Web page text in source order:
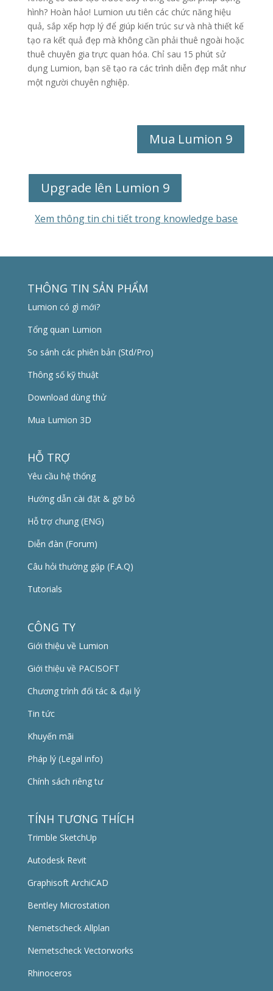
hình? Hoàn hảo! Lumion ưu tiên các chức năng hiệu
quả, sắp xếp hợp lý để giúp kiến ​​trúc sư và nhà thiết kế
tạo ra kết quả đẹp mà không cần phải thuê ngoài hoặc
thuê chuyên gia trực quan hóa. Chỉ sau 15 phút sử
dụng Lumion, bạn sẽ tạo ra các trình diễn đẹp mắt như
một người chuyên nghiệp.
Mua Lumion 9
Upgrade lên Lumion 9
Xem thông tin chi tiết trong knowledge base
THÔNG TIN SẢN PHẨM
Lumion có gì mới?
Tổng quan Lumion
So sánh các phiên bản (Std/Pro)
Thông số kỹ thuật
Download dùng thử
Mua Lumion 3D
HỖ TRỢ
Yêu cầu hệ thống
Hướng dẫn cài đặt & gỡ bỏ
Hỗ trợ chung (ENG)
Diễn đàn (Forum)
Câu hỏi thường gặp (F.A.Q)
Tutorials
CÔNG TY
Giới thiệu về Lumion
Giới thiệu về PACISOFT
Chương trình đối tác & đại lý
Tin tức
Khuyến mãi
Pháp lý (Legal info)
Chính sách riêng tư
TÍNH TƯƠNG THÍCH
Trimble SketchUp
Autodesk Revit
Graphisoft ArchiCAD
Bentley Microstation
Nemetscheck Allplan
Nemetscheck Vectorworks
Rhinoceros